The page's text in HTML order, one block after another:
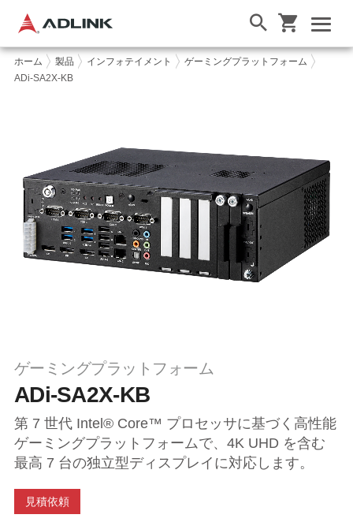
ホーム 製品 インフォテイメント
ゲーミングプラットフォーム
ADi-SA2X-KB
ゲーミングプラットフォーム
ADi-SA2X-KB
第 7 世代 Intel® Core™ プロセッサに基づく高性能
ゲーミングプラットフォームで、4K UHD を含む
最高 7 台の独立型ディスプレイに対応します。
見積依頼